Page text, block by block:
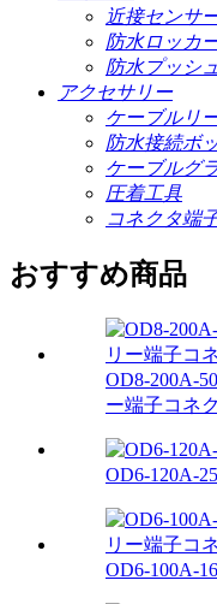
近接センサ
防水ロッカ
防水プッシ
アクセサリー
ケーブルリ
防水接続ボ
ケーブルグ
圧着工具
コネクタ端
おすすめ商品
OD8-200A-
ー端子コネ
OD6-120A-
OD6-100A-